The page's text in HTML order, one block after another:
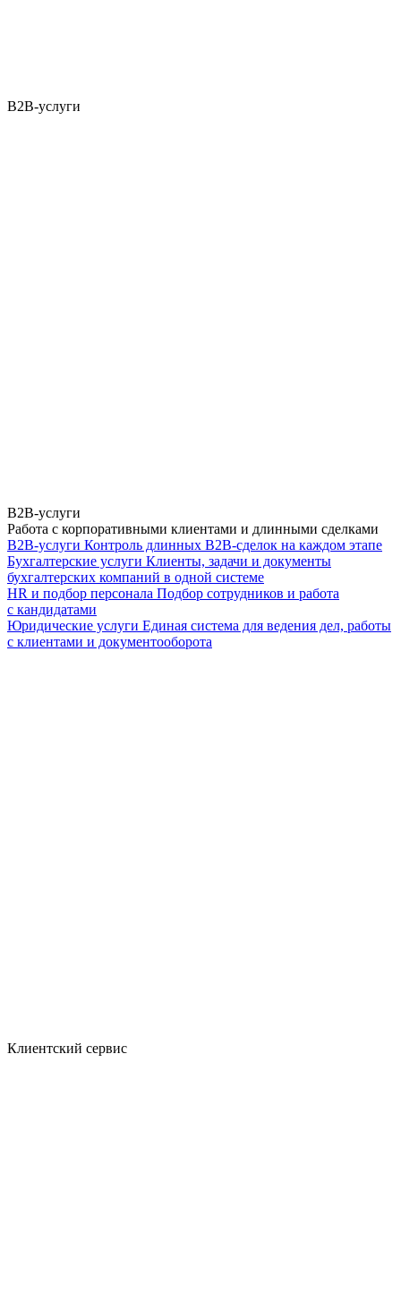
B2B-услуги
B2B-услуги
Работа с корпоративными клиентами и длинными сделками
B2B-услуги Контроль длинных B2B-сделок на каждом этапе
Бухгалтерские услуги Клиенты, задачи и документы
бухгалтерских компаний в одной системе
HR и подбор персонала Подбор сотрудников и работа
с кандидатами
Юридические услуги Единая система для ведения дел, работы
с клиентами и документооборота
Клиентский сервис